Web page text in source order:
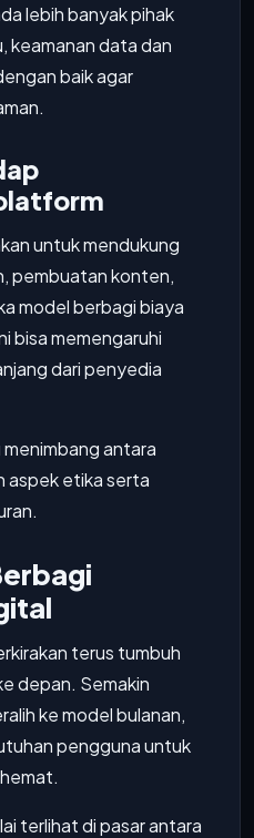
lebih banyak pihak
keamanan data dan
baik agar
untuk mendukung
pembuatan konten,
model berbagi biaya
bisa memengaruhi
dari penyedia
antara
aspek etika serta
terus tumbuh
depan. Semakin
ke model bulanan,
pengguna untuk
terlihat di pasar antara